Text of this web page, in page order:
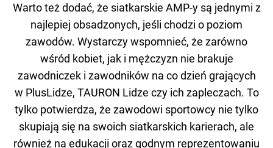
Warto też dodać, że siatkarskie AMP-y są jednymi z
najlepiej obsadzonych, jeśli chodzi o poziom
zawodów. Wystarczy wspomnieć, że zarówno
wśród kobiet, jak i mężczyzn nie brakuje
zawodniczek i zawodników na co dzień grających
w PlusLidze, TAURON Lidze czy ich zapleczach. To
tylko potwierdza, że zawodowi sportowcy nie tylko
skupiają się na swoich siatkarskich karierach, ale
również na edukacji oraz godnym reprezentowaniu